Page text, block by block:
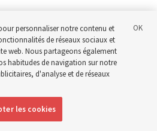
personnaliser notre contenu et
de réseaux sociaux et
web. Nous partageons également
habitudes de navigation sur notre
d'analyse et de réseaux
les cookies